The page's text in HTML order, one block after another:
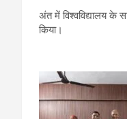
अंत में विश्वविद्यालय के
किया।